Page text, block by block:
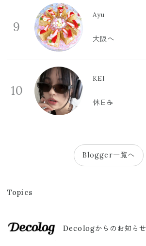
9
Ayu
大阪へ
10
KEI
休日☕️
Blogger一覧へ
Topics
Decologからのお知らせ